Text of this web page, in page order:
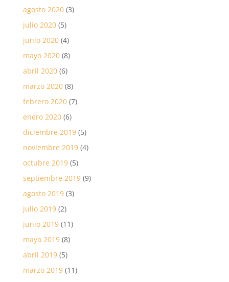
agosto 2020(3)
julio 2020(5)
junio 2020(4)
mayo 2020(8)
abril 2020(6)
marzo 2020(8)
febrero 2020(7)
enero 2020(6)
diciembre 2019(5)
noviembre 2019(4)
octubre 2019(5)
septiembre 2019(9)
agosto 2019(3)
julio 2019(2)
junio 2019(11)
mayo 2019(8)
abril 2019(5)
marzo 2019(11)